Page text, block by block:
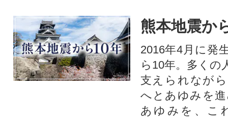
熊本地震か
2016年4月に発
ら10年。多くの
支えられなが
へとあゆみを
あゆみを、こ